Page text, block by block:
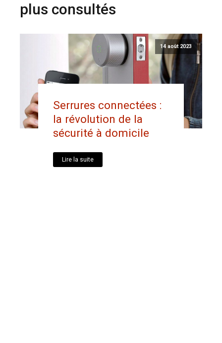
plus consultés
14 août 2023
Serrures connectées :
la révolution de la
sécurité à domicile
Lire la suite